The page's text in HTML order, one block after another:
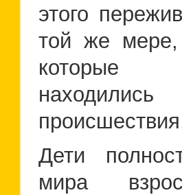
этого
той же
которые
Дети
мира